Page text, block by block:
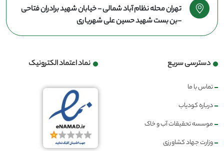
تهران محله نظام آباد شمالی - خیابان شهید برادران فتاحی
-بن بست شهید حسین علی شهریاری
دسترسی سریع
تماس با ما
درباره کودیاب
موسسه تحقیقات آب و خاک
وزارت جهاد کشاورزی
نماد اعتماد الکترونیک